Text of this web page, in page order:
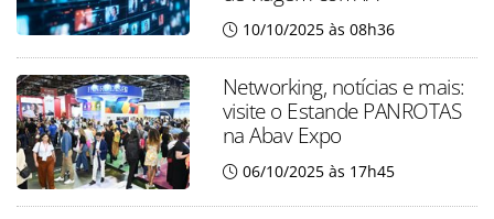
10/10/2025 às 08h36
Networking, notícias e mais:
visite o Estande PANROTAS
na Abav Expo
06/10/2025 às 17h45